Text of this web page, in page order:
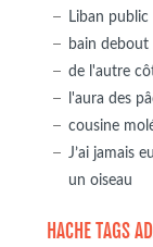
Liban
bain debout
de l'autre
l'aura des
cousine
J’ai jamais
un oiseau
HACHE TAGS